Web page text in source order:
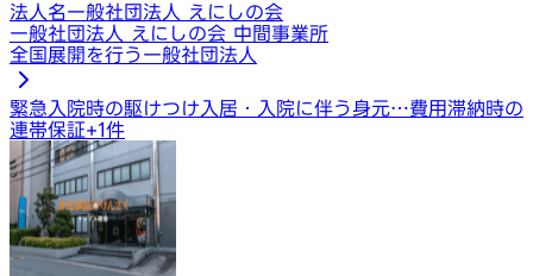
法人名一般社団法人 えにしの会
一般社団法人 えにしの会 中間事業所
全国展開を行う一般社団法人
緊急入院時の駆けつけ 入居・入院に伴う身元…費用滞納時の
連帯保証+1件